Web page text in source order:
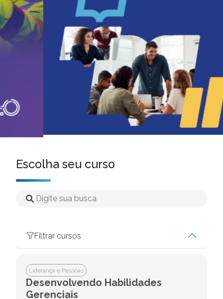
Escolha seu curso
Filtrar cursos
Liderança e Pessoas
Desenvolvendo Habilidades
Gerenciais